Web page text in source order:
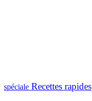
spéciale Recettes rapides